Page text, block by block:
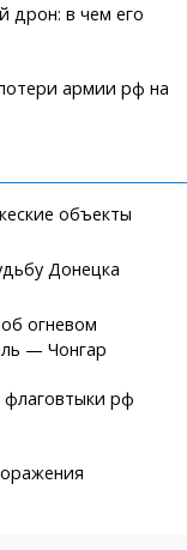
дрон: в чем его
армии рф на
объекты
Донецка
огневом
— Чонгар
флаговтыки рф